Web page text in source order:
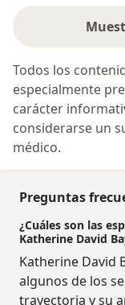
Todos los
especialmente
carácter
considerarse un
médico.
Preguntas
¿Cuáles son las
Katherine David
Katherine David
algunos de los
trayectoria y su